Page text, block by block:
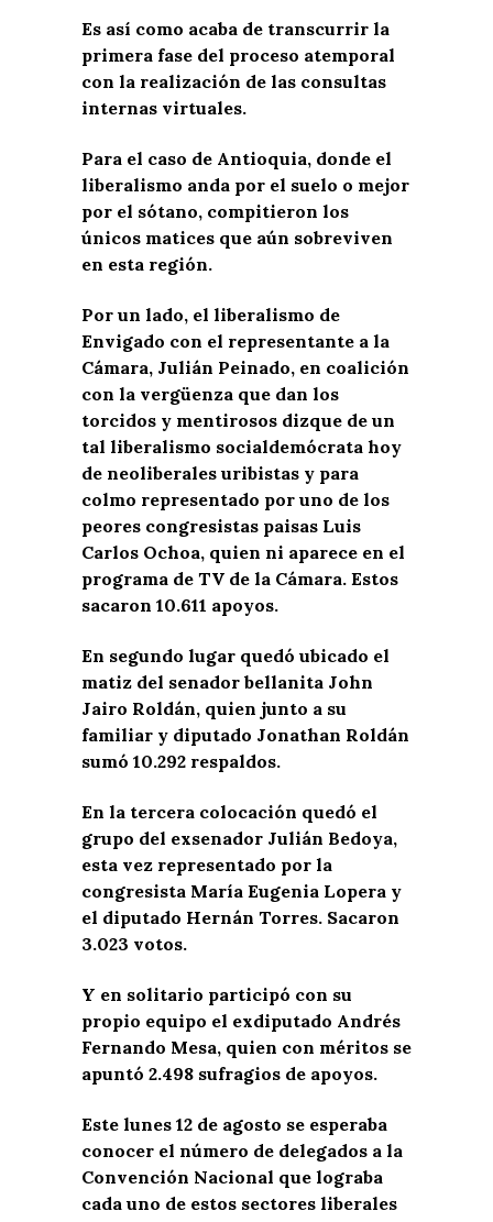
Es así como acaba de transcurrir la
primera fase del proceso atemporal
con la realización de las consultas
internas virtuales.
Para el caso de Antioquia, donde el
liberalismo anda por el suelo o mejor
por el sótano, compitieron los
únicos matices que aún sobreviven
en esta región.
Por un lado, el liberalismo de
Envigado con el representante a la
Cámara, Julián Peinado, en coalición
con la vergüenza que dan los
torcidos y mentirosos dizque de un
tal liberalismo socialdemócrata hoy
de neoliberales uribistas y para
colmo representado por uno de los
peores congresistas paisas Luis
Carlos Ochoa, quien ni aparece en el
programa de TV de la Cámara. Estos
sacaron 10.611 apoyos.
En segundo lugar quedó ubicado el
matiz del senador bellanita John
Jairo Roldán, quien junto a su
familiar y diputado Jonathan Roldán
sumó 10.292 respaldos.
En la tercera colocación quedó el
grupo del exsenador Julián Bedoya,
esta vez representado por la
congresista María Eugenia Lopera y
el diputado Hernán Torres. Sacaron
3.023 votos.
Y en solitario participó con su
propio equipo el exdiputado Andrés
Fernando Mesa, quien con méritos se
apuntó 2.498 sufragios de apoyos.
Este lunes 12 de agosto se esperaba
conocer el número de delegados a la
Convención Nacional que lograba
cada uno de estos sectores liberales